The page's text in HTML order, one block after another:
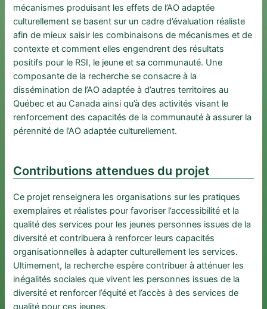
mécanismes produisant les effets de l’AO adaptée
culturellement se basent sur un cadre d’évaluation réaliste
afin de mieux saisir les combinaisons de mécanismes et de
contexte et comment elles engendrent des résultats
positifs pour le RSI, le jeune et sa communauté. Une
composante de la recherche se consacre à la
dissémination de l’AO adaptée à d’autres territoires au
Québec et au Canada ainsi qu’à des activités visant le
renforcement des capacités de la communauté à assurer la
pérennité de l’AO adaptée culturellement.
Contributions attendues du projet
Ce projet renseignera les organisations sur les pratiques
exemplaires et réalistes pour favoriser l’accessibilité et la
qualité des services pour les jeunes personnes issues de la
diversité et contribuera à renforcer leurs capacités
organisationnelles à adapter culturellement les services.
Ultimement, la recherche espère contribuer à atténuer les
inégalités sociales que vivent les personnes issues de la
diversité et renforcer l’équité et l’accès à des services de
qualité pour ces jeunes.